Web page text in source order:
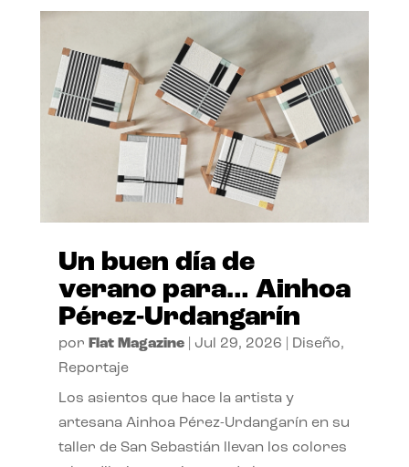
Un buen día de
verano para… Ainhoa
Pérez-Urdangarín
por Flat Magazine| Jul 29, 2026 Diseño,
Reportaje
Los asientos que hace la artista y
artesana Ainhoa Pérez-Urdangarín en su
taller de San Sebastián llevan los colores